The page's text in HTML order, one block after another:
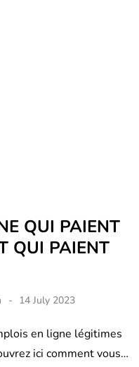
QUI PAIENT
QUI PAIENT
14 July 2023
en ligne légitimes
ici comment vous…